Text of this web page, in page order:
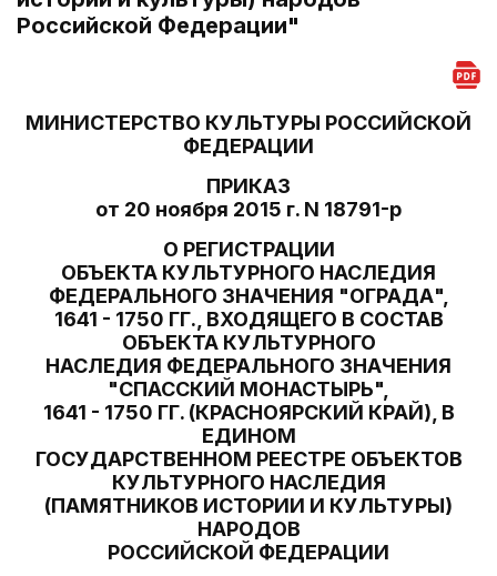
Российской Федерации"
МИНИСТЕРСТВО КУЛЬТУРЫ РОССИЙСКОЙ
ФЕДЕРАЦИИ
ПРИКАЗ
от 20 ноября 2015 г. N 18791-р
О РЕГИСТРАЦИИ
ОБЪЕКТА КУЛЬТУРНОГО НАСЛЕДИЯ
ФЕДЕРАЛЬНОГО ЗНАЧЕНИЯ "ОГРАДА",
1641 - 1750 ГГ., ВХОДЯЩЕГО В СОСТАВ
ОБЪЕКТА КУЛЬТУРНОГО
НАСЛЕДИЯ ФЕДЕРАЛЬНОГО ЗНАЧЕНИЯ
"СПАССКИЙ МОНАСТЫРЬ",
1641 - 1750 ГГ. (КРАСНОЯРСКИЙ КРАЙ), В
ЕДИНОМ
ГОСУДАРСТВЕННОМ РЕЕСТРЕ ОБЪЕКТОВ
КУЛЬТУРНОГО НАСЛЕДИЯ
(ПАМЯТНИКОВ ИСТОРИИ И КУЛЬТУРЫ)
НАРОДОВ
РОССИЙСКОЙ ФЕДЕРАЦИИ